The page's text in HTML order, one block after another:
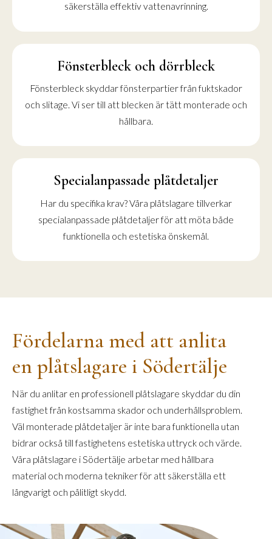
säkerställa effektiv vattenavrinning.
Fönsterbleck och dörrbleck
Fönsterbleck skyddar fönsterpartier från fuktskador
och slitage. Vi ser till att blecken är tätt monterade och
hållbara.
Specialanpassade plåtdetaljer
Har du specifika krav? Våra plåtslagare tillverkar
specialanpassade plåtdetaljer för att möta både
funktionella och estetiska önskemål.
Fördelarna med att anlita
en plåtslagare i Södertälje
När du anlitar en professionell plåtslagare skyddar du din
fastighet från kostsamma skador och underhållsproblem.
Väl monterade plåtdetaljer är inte bara funktionella utan
bidrar också till fastighetens estetiska uttryck och värde.
Våra plåtslagare i Södertälje arbetar med hållbara
material och moderna tekniker för att säkerställa ett
långvarigt och pålitligt skydd.